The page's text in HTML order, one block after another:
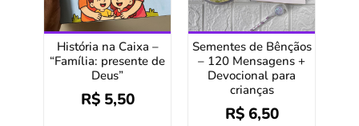
História na Caixa –
“Família: presente de
Deus”
R$5,50
Sementes de Bênçãos
– 120 Mensagens +
Devocional para
crianças
R$6,50